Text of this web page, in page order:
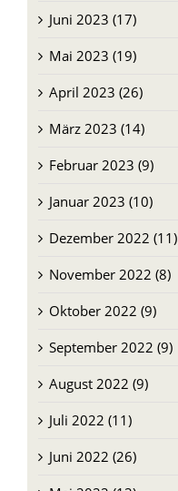
Juni 2023 (17)
Mai 2023 (19)
April 2023 (26)
März 2023 (14)
Februar 2023 (9)
Januar 2023 (10)
Dezember 2022 (11)
November 2022 (8)
Oktober 2022 (9)
September 2022 (9)
August 2022 (9)
Juli 2022 (11)
Juni 2022 (26)